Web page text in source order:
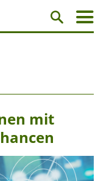
mit